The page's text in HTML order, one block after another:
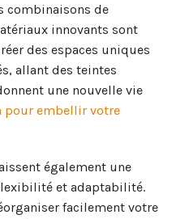
combinaisons de
innovants sont
des espaces uniques
allant des teintes
une nouvelle vie
pour embellir votre
également une
et adaptabilité.
facilement votre